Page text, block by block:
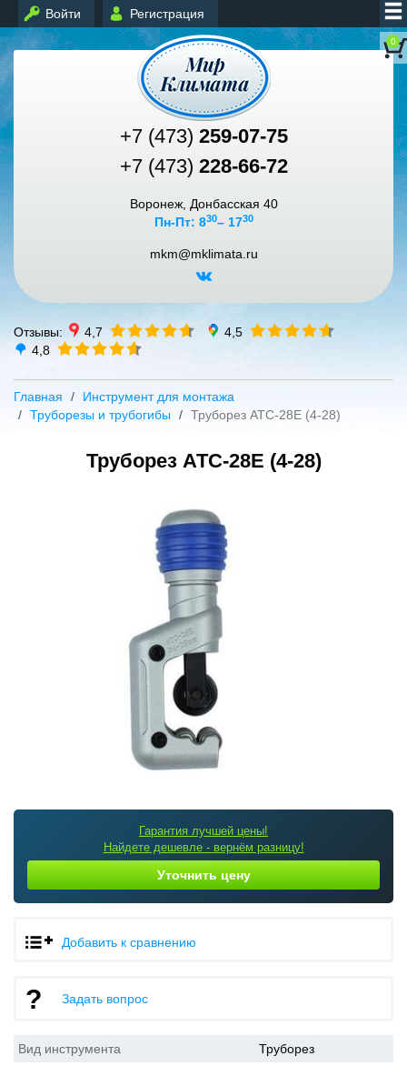
Войти Регистрация
0
+7 (473) 259-07-75
+7 (473) 228-66-72
Воронеж, Донбасская 40
Пн-Пт: 830– 1730
mkm@mklimata.ru
Отзывы: 4,7
4,5
4,8
Главная
Инструмент для монтажа
Труборезы и трубогибы
Труборез АТС-28Е (4-28)
Труборез АТС-28Е (4-28)
Гарантия лучшей цены!
Найдете дешевле - вернём разницу!
Уточнить цену
Добавить к сравнению
Задать вопрос
Вид инструмента Труборез